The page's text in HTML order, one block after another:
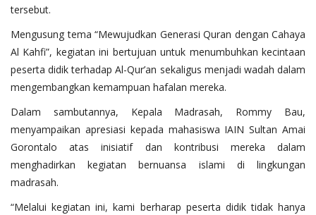
tersebut.
Mengusung tema “Mewujudkan Generasi Quran dengan Cahaya
Al Kahfi”, kegiatan ini bertujuan untuk menumbuhkan kecintaan
peserta didik terhadap Al-Qur’an sekaligus menjadi wadah dalam
mengembangkan kemampuan hafalan mereka.
Dalam sambutannya, Kepala Madrasah, Rommy Bau,
menyampaikan apresiasi kepada mahasiswa IAIN Sultan Amai
Gorontalo atas inisiatif dan kontribusi mereka dalam
menghadirkan kegiatan bernuansa islami di lingkungan
madrasah.
“Melalui kegiatan ini, kami berharap peserta didik tidak hanya